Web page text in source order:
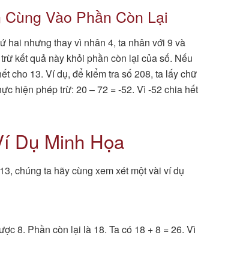
Vào Phần Còn Lại
hai nhưng thay vì nhân 4, ta nhân với 9 và
kết quả này khỏi phần còn lại của số. Nếu
cho 13. Ví dụ, để kiểm tra số 208, ta lấy chữ
hiện phép trừ: 20 – 72 = -52. Vì -52 chia hết
Dụ Minh Họa
chúng ta hãy cùng xem xét một vài ví dụ
8. Phần còn lại là 18. Ta có 18 + 8 = 26. Vì